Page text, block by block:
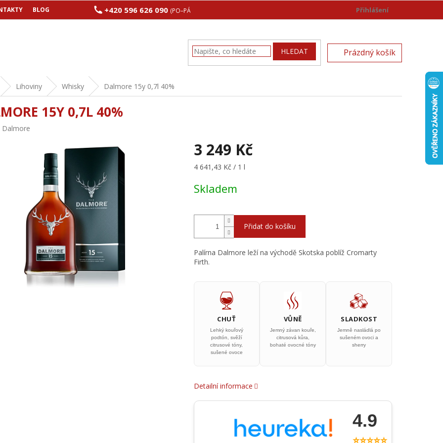
BLOG +420 596 626 090 (PO–PÁ 8:00–17:00) Přihlášení
HLEDAT
NÁKUPNÍ
KOŠÍK
Prázdný košík
Lihoviny Whisky Dalmore 15y 0,7l 40%
15Y 0,7L 40%
Dalmore
3 249 Kč
Měrná
4 641,43 Kč / 1 l
Skladem
Přidat do košíku
Palírna Dalmore leží na východě Skotska poblíž Cromarty
Firth.
CHUŤ
Lehký kouřový
podtón, svěží
citrusové tóny,
sušené ovoce
VŮNĚ
Jemný závan kouře,
citrusová kůra,
bohaté ovocné tóny
SLADKOST
Jemně nasládlá po
sušeném ovoci a
sherry
Detailní informace
4.9
⭐⭐⭐⭐⭐